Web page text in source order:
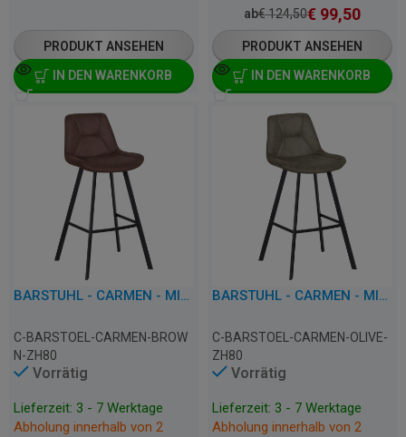
PRODUKT ANSEHEN
IN DEN WARENKORB
ab€124,50€ 99,50
PRODUKT ANSEHEN
IN DEN WARENKORB
BARSTUHL - CARMEN - MIKROFASER
C-BARSTOEL-CARMEN-BROW
N-ZH80
Vorrätig
Lieferzeit: 3 - 7 Werktage
Abholung innerhalb von 2
BARSTUHL - CARMEN - MIKROFASER
C-BARSTOEL-CARMEN-OLIVE-
ZH80
Vorrätig
Lieferzeit: 3 - 7 Werktage
Abholung innerhalb von 2